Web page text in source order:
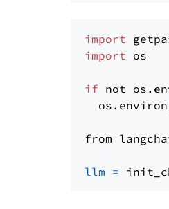
import
import os
if not
from
llm =